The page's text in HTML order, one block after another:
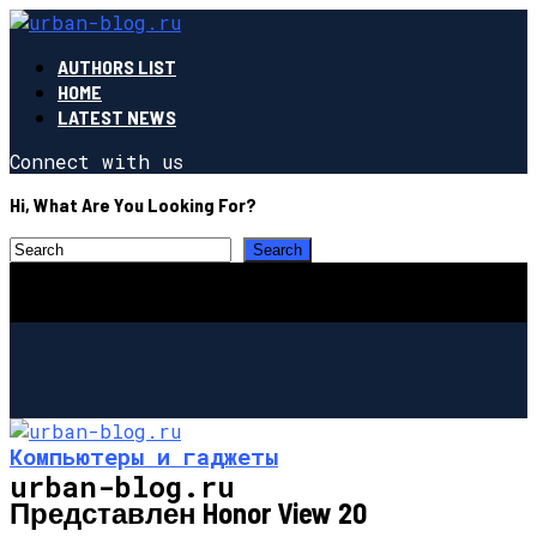
AUTHORS LIST
HOME
LATEST NEWS
Connect with us
Hi, What Are You Looking For?
urban-blog.ru
Компьютеры и гаджеты
Представлен Honor View 20